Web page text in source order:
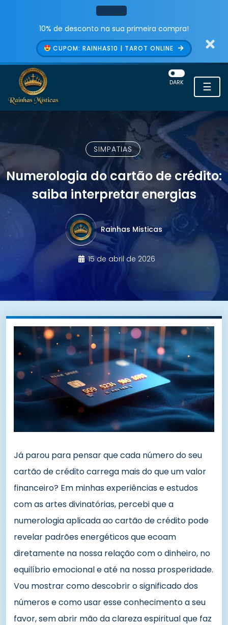
10% de desconto na sua primeira compra!
CUPOM: RAINHAS10 | TAROT ONLINE
☰
DARK
SIMPATIAS
Numerologia do cartão de crédito:
saiba interpretar energias
Rainhas Misticas
15 de abril de 2026
Já parou para pensar que cada número do seu
cartão de crédito carrega mais do que um valor
financeiro? Em minhas experiências e estudos
com as artes divinatórias, percebi que a
numerologia aplicada ao cartão de crédito pode
revelar padrões energéticos que ecoam
diretamente na nossa relação com o dinheiro, no
equilíbrio emocional e até na nossa prosperidade.
Vou mostrar como descobrir o significado dos
números e como usar esse conhecimento a seu
favor, sem abrir mão da clareza espiritual que faz